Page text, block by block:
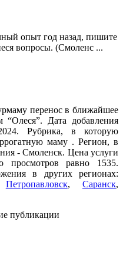
опыт год назад, пишите
вопросы. (Смоленс ...
перенос в ближайшее
“Олеся”. Дата добавления
Рубрика, в которую
маму . Регион, в
- Смоленск. Цена услуги
просмотров равно 1535.
в других регионах:
Петропавловск, Саранск,
публикации